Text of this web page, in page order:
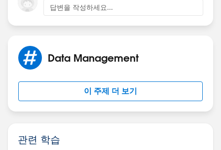
답변을 작성하세요...
Data Management
이 주제 더 보기
관련 학습